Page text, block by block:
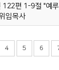
편 1-9절 "예
임목사
4 5 6